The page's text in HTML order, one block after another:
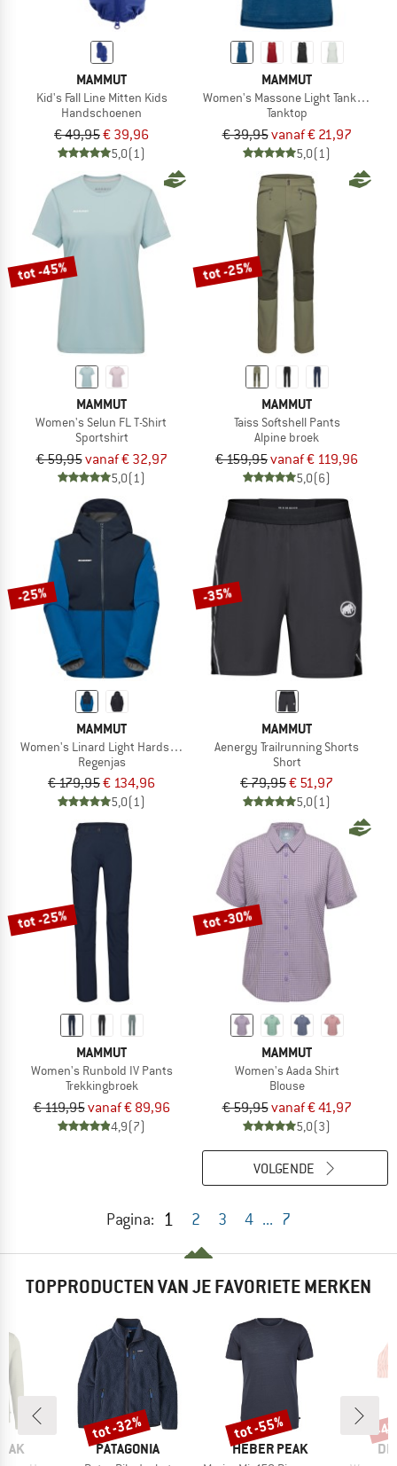
MAMMUT
Kid's Fall Line Mitten Kids
Handschoenen
€ 49,95€ 39,96
5,0(1)
MAMMUT
Women's Massone Light Tank Top
Tanktop
€ 39,95vanaf € 21,97
5,0(1)
tot -45%
MAMMUT
Women's Selun FL T-Shirt
Sportshirt
€ 59,95vanaf € 32,97
5,0(1)
tot -25%
MAMMUT
Taiss Softshell Pants
Alpine broek
€ 159,95vanaf € 119,96
5,0(6)
-25%
MAMMUT
Women's Linard Light Hardshell Hooded Jacket
Regenjas
€ 179,95€ 134,96
5,0(1)
-35%
MAMMUT
Aenergy Trailrunning Shorts
Short
€ 79,95€ 51,97
5,0(1)
tot -25%
MAMMUT
Women's Runbold IV Pants
Trekkingbroek
€ 119,95vanaf € 89,96
4,9(7)
tot -30%
MAMMUT
Women's Aada Shirt
Blouse
€ 59,95vanaf € 41,97
5,0(3)
Pagina: 1 2 3 4 ... 7
VOLGENDE
TOPPRODUCTEN VAN JE FAVORIETE MERKEN
MERK
PATAGONIA
Korting
tot -32%
MERK
HEBER PEAK
Korting
tot -55% -